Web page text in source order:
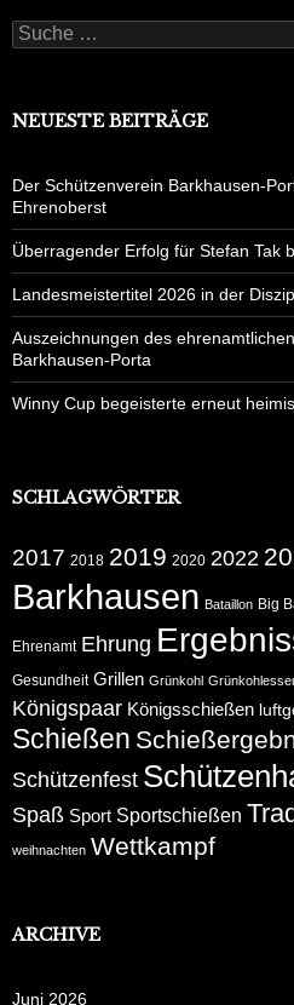
Suche
nach:
NEUESTE BEITRÄGE
Der Schützenverein Barkhausen-
Ehrenoberst
Überragender Erfolg für Stefan Tak
Landesmeistertitel 2026 in der
Auszeichnungen des
Barkhausen-Porta
Winny Cup begeisterte erneut
SCHLAGWÖRTER
2017 2018 2019 2020 2022
Barkhausen Bataillon Big
Ehrenamt Ehrung
Gesundheit Grillen Grünkohl
Königspaar Königsschießen
Schießen
Schützenfest
Spaß Sport Sportschießen
weihnachten Wettkampf
ARCHIVE
Juni 2026